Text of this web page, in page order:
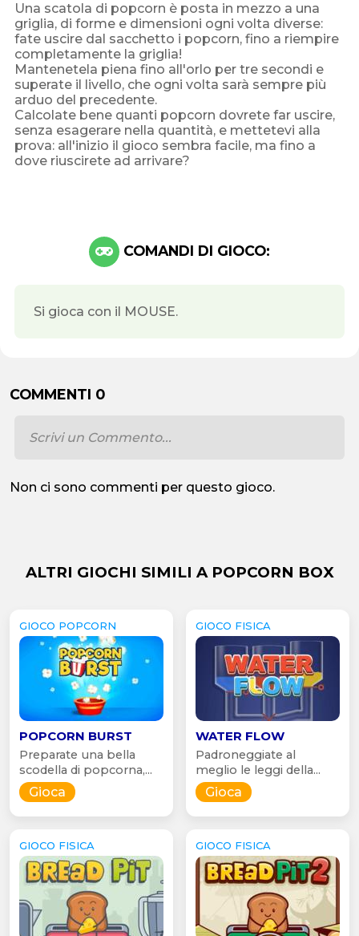
Una scatola di popcorn è posta in mezzo a una
griglia, di forme e dimensioni ogni volta diverse:
fate uscire dal sacchetto i popcorn, fino a riempire
completamente la griglia!
Mantenetela piena fino all'orlo per tre secondi e
superate il livello, che ogni volta sarà sempre più
arduo del precedente.
Calcolate bene quanti popcorn dovrete far uscire,
senza esagerare nella quantità, e mettetevi alla
prova: all'inizio il gioco sembra facile, ma fino a
dove riuscirete ad arrivare?
COMANDI DI GIOCO:
Si gioca con il MOUSE.
COMMENTI 0
Non ci sono commenti per questo gioco.
ALTRI GIOCHI SIMILI A POPCORN BOX
GIOCO POPCORN
POPCORN BURST
Preparate una bella
scodella di popcorna,...
Gioca
GIOCO FISICA
WATER FLOW
Padroneggiate al
meglio le leggi della...
Gioca
GIOCO FISICA GIOCO FISICA